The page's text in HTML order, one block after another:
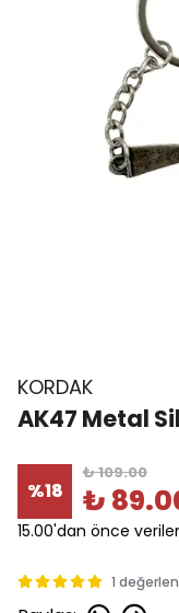
KORDAK
AK47 Metal
%18
₺ 109.00
₺
15.00'dan önce
1